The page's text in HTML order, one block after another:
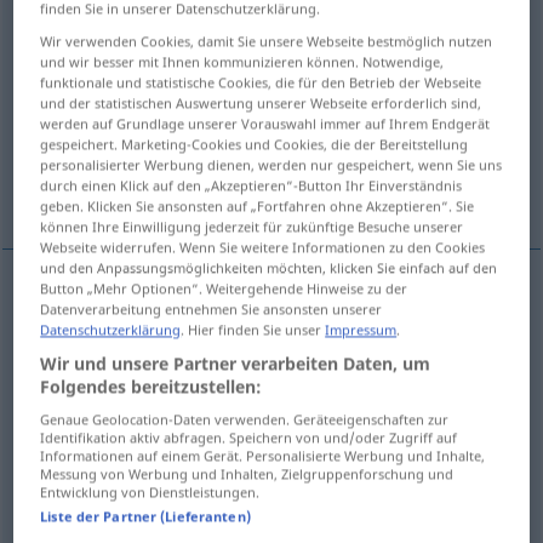
Übersicht aller Übersetzungen
(Für mehr Details die Übersetzung anklicken/antippen)
мешать, смешивать <-мешать >
тасовать <с-, пере->
мешать mischen
смешивать <-мешать > mischen
тасовать<с-, пере-> mischen
finden Sie in unserer Datenschutzerklärung.
Wir verwenden Cookies, damit Sie unsere Webseite bestmöglich nutzen
und wir besser mit Ihnen kommunizieren können. Notwendige,
funktionale und statistische Cookies, die für den Betrieb der Webseite
und der statistischen Auswertung unserer Webseite erforderlich sind,
werden auf Grundlage unserer Vorauswahl immer auf Ihrem Endgerät
gespeichert. Marketing-Cookies und Cookies, die der Bereitstellung
personalisierter Werbung dienen, werden nur gespeichert, wenn Sie uns
durch einen Klick auf den „Akzeptieren“-Button Ihr Einverständnis
geben. Klicken Sie ansonsten auf „Fortfahren ohne Akzeptieren“. Sie
können Ihre Einwilligung jederzeit für zukünftige Besuche unserer
Webseite widerrufen. Wenn Sie weitere Informationen zu den Cookies
und den Anpassungsmöglichkeiten möchten, klicken Sie einfach auf den
Button „Mehr Optionen“. Weitergehende Hinweise zu der
Datenverarbeitung entnehmen Sie ansonsten unserer
Datenschutzerklärung. Hier finden Sie unserImpressum.
Wir und unsere Partner verarbeiten Daten, um
Folgendes bereitzustellen:
Genaue Geolocation-Daten verwenden. Geräteeigenschaften zur
Identifikation aktiv abfragen. Speichern von und/oder Zugriff auf
Informationen auf einem Gerät. Personalisierte Werbung und Inhalte,
Messung von Werbung und Inhalten, Zielgruppenforschung und
Entwicklung von Dienstleistungen.
Liste der Partner (Lieferanten)